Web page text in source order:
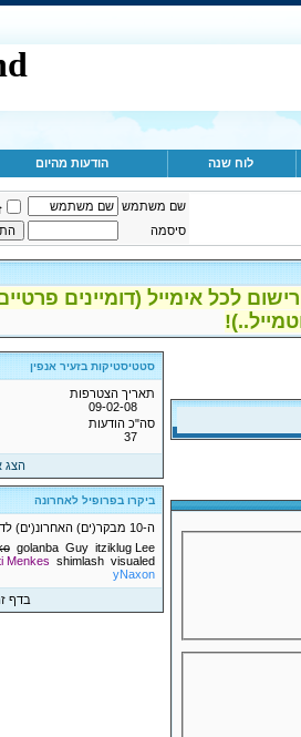
לוח שנה הודעות מהיום
שם משתמש
סיסמה
לכל אימייל (דומיינים
סטטיסטיקות בזעיר אנפין
תאריך הצטרפות
09-02-08
סה"כ הודעות
37
הצג
ביקרו בפרופיל לאחרונה
ה-10 מבקר(ים) האחרונ(ים) לדף זה היו:
golanba Guy itziklug Lee
Menkes shimlash visualed
yNaxon
בדף